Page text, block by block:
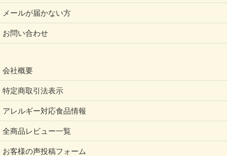
メールが届かない方
お問い合わせ
会社概要
特定商取引法表示
アレルギー対応食品情報
全商品レビュー一覧
お客様の声投稿フォーム